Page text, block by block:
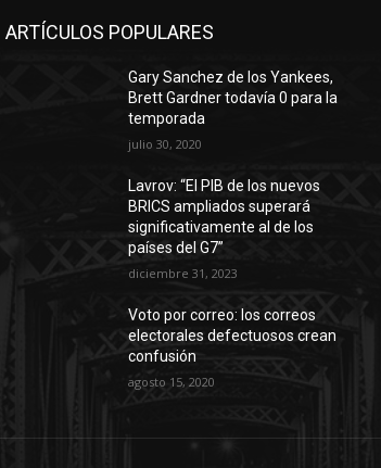
ARTÍCULOS POPULARES
Gary Sanchez de los Yankees,
Brett Gardner todavía 0 para la
temporada
julio 30, 2020
Lavrov: “El PIB de los nuevos
BRICS ampliados superará
significativamente al de los
países del G7”
diciembre 31, 2023
Voto por correo: los correos
electorales defectuosos crean
confusión
agosto 15, 2020